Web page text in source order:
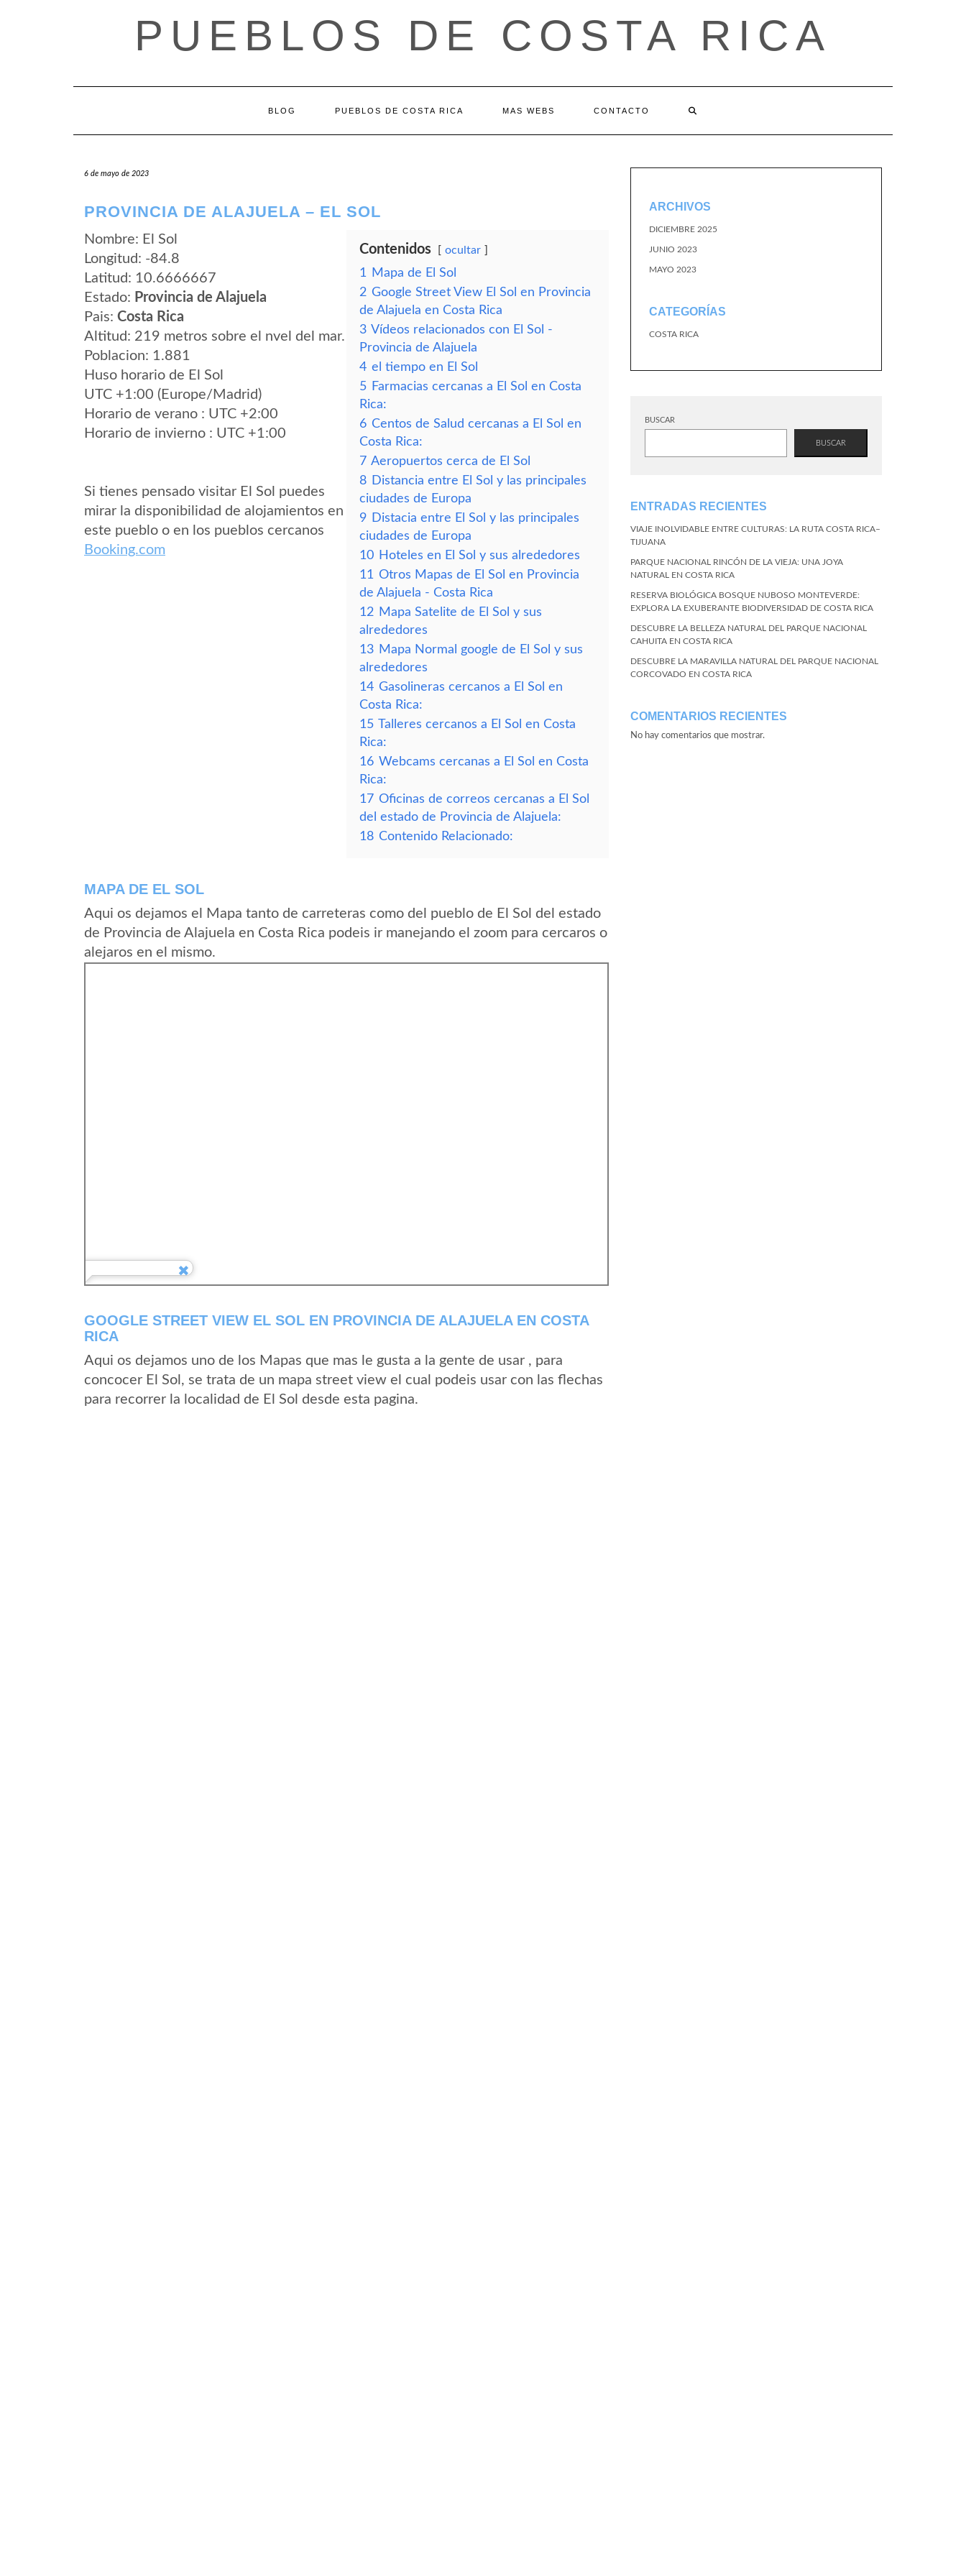
PUEBLOS DE COSTA RICA
BLOG PUEBLOS DE COSTA RICA MAS WEBS CONTACTO
6 de mayo de 2023
PROVINCIA DE ALAJUELA – EL SOL
Nombre: El Sol
Longitud: -84.8
Latitud: 10.6666667
Estado: Provincia de Alajuela
Pais: Costa Rica
Altitud: 219 metros sobre el nvel del mar.
Poblacion: 1.881
Huso horario de El Sol
UTC +1:00 (Europe/Madrid)
Horario de verano : UTC +2:00
Horario de invierno : UTC +1:00
Si tienes pensado visitar El Sol puedes
mirar la disponibilidad de alojamientos en
este pueblo o en los pueblos cercanos
Booking.com
Contenidos ocultar
1
Mapa de El Sol
2 Google Street View El Sol en Provincia
de Alajuela en Costa Rica
3 Vídeos relacionados con El Sol -
Provincia de Alajuela
4 el tiempo en El Sol
5 Farmacias cercanas a El Sol en Costa
Rica:
6 Centos de Salud cercanas a El Sol en
Costa Rica:
7 Aeropuertos cerca de El Sol
8 Distancia entre El Sol y las principales
ciudades de Europa
9 Distacia entre El Sol y las principales
ciudades de Europa
10 Hoteles en El Sol y sus alrededores
11 Otros Mapas de El Sol en Provincia
de Alajuela - Costa Rica
12 Mapa Satelite de El Sol y sus
alrededores
13 Mapa Normal google de El Sol y sus
alrededores
14 Gasolineras cercanos a El Sol en
Costa Rica:
15 Talleres cercanos a El Sol en Costa
Rica:
16 Webcams cercanas a El Sol en Costa
Rica:
17 Oficinas de correos cercanas a El Sol
del estado de Provincia de Alajuela:
18 Contenido Relacionado:
MAPA DE EL SOL
Aqui os dejamos el Mapa tanto de carreteras como del pueblo de El Sol del estado
de Provincia de Alajuela en Costa Rica podeis ir manejando el zoom para cercaros o
alejaros en el mismo.
GOOGLE STREET VIEW EL SOL EN PROVINCIA DE ALAJUELA EN COSTA
RICA
Aqui os dejamos uno de los Mapas que mas le gusta a la gente de usar , para
concocer El Sol, se trata de un mapa street view el cual podeis usar con las flechas
para recorrer la localidad de El Sol desde esta pagina.
ARCHIVOS
DICIEMBRE 2025
JUNIO 2023
MAYO 2023
CATEGORÍAS
COSTA RICA
BUSCAR
BUSCAR
ENTRADAS RECIENTES
VIAJE INOLVIDABLE ENTRE CULTURAS: LA RUTA COSTA RICA–
TIJUANA
PARQUE NACIONAL RINCÓN DE LA VIEJA: UNA JOYA
NATURAL EN COSTA RICA
RESERVA BIOLÓGICA BOSQUE NUBOSO MONTEVERDE:
EXPLORA LA EXUBERANTE BIODIVERSIDAD DE COSTA RICA
DESCUBRE LA BELLEZA NATURAL DEL PARQUE NACIONAL
CAHUITA EN COSTA RICA
DESCUBRE LA MARAVILLA NATURAL DEL PARQUE NACIONAL
CORCOVADO EN COSTA RICA
COMENTARIOS RECIENTES
No hay comentarios que mostrar.